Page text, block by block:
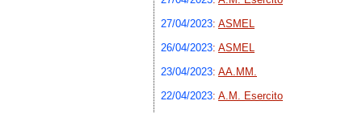
27/04/2023: ASMEL
26/04/2023: ASMEL
23/04/2023: AA.MM.
22/04/2023: A.M. Esercito